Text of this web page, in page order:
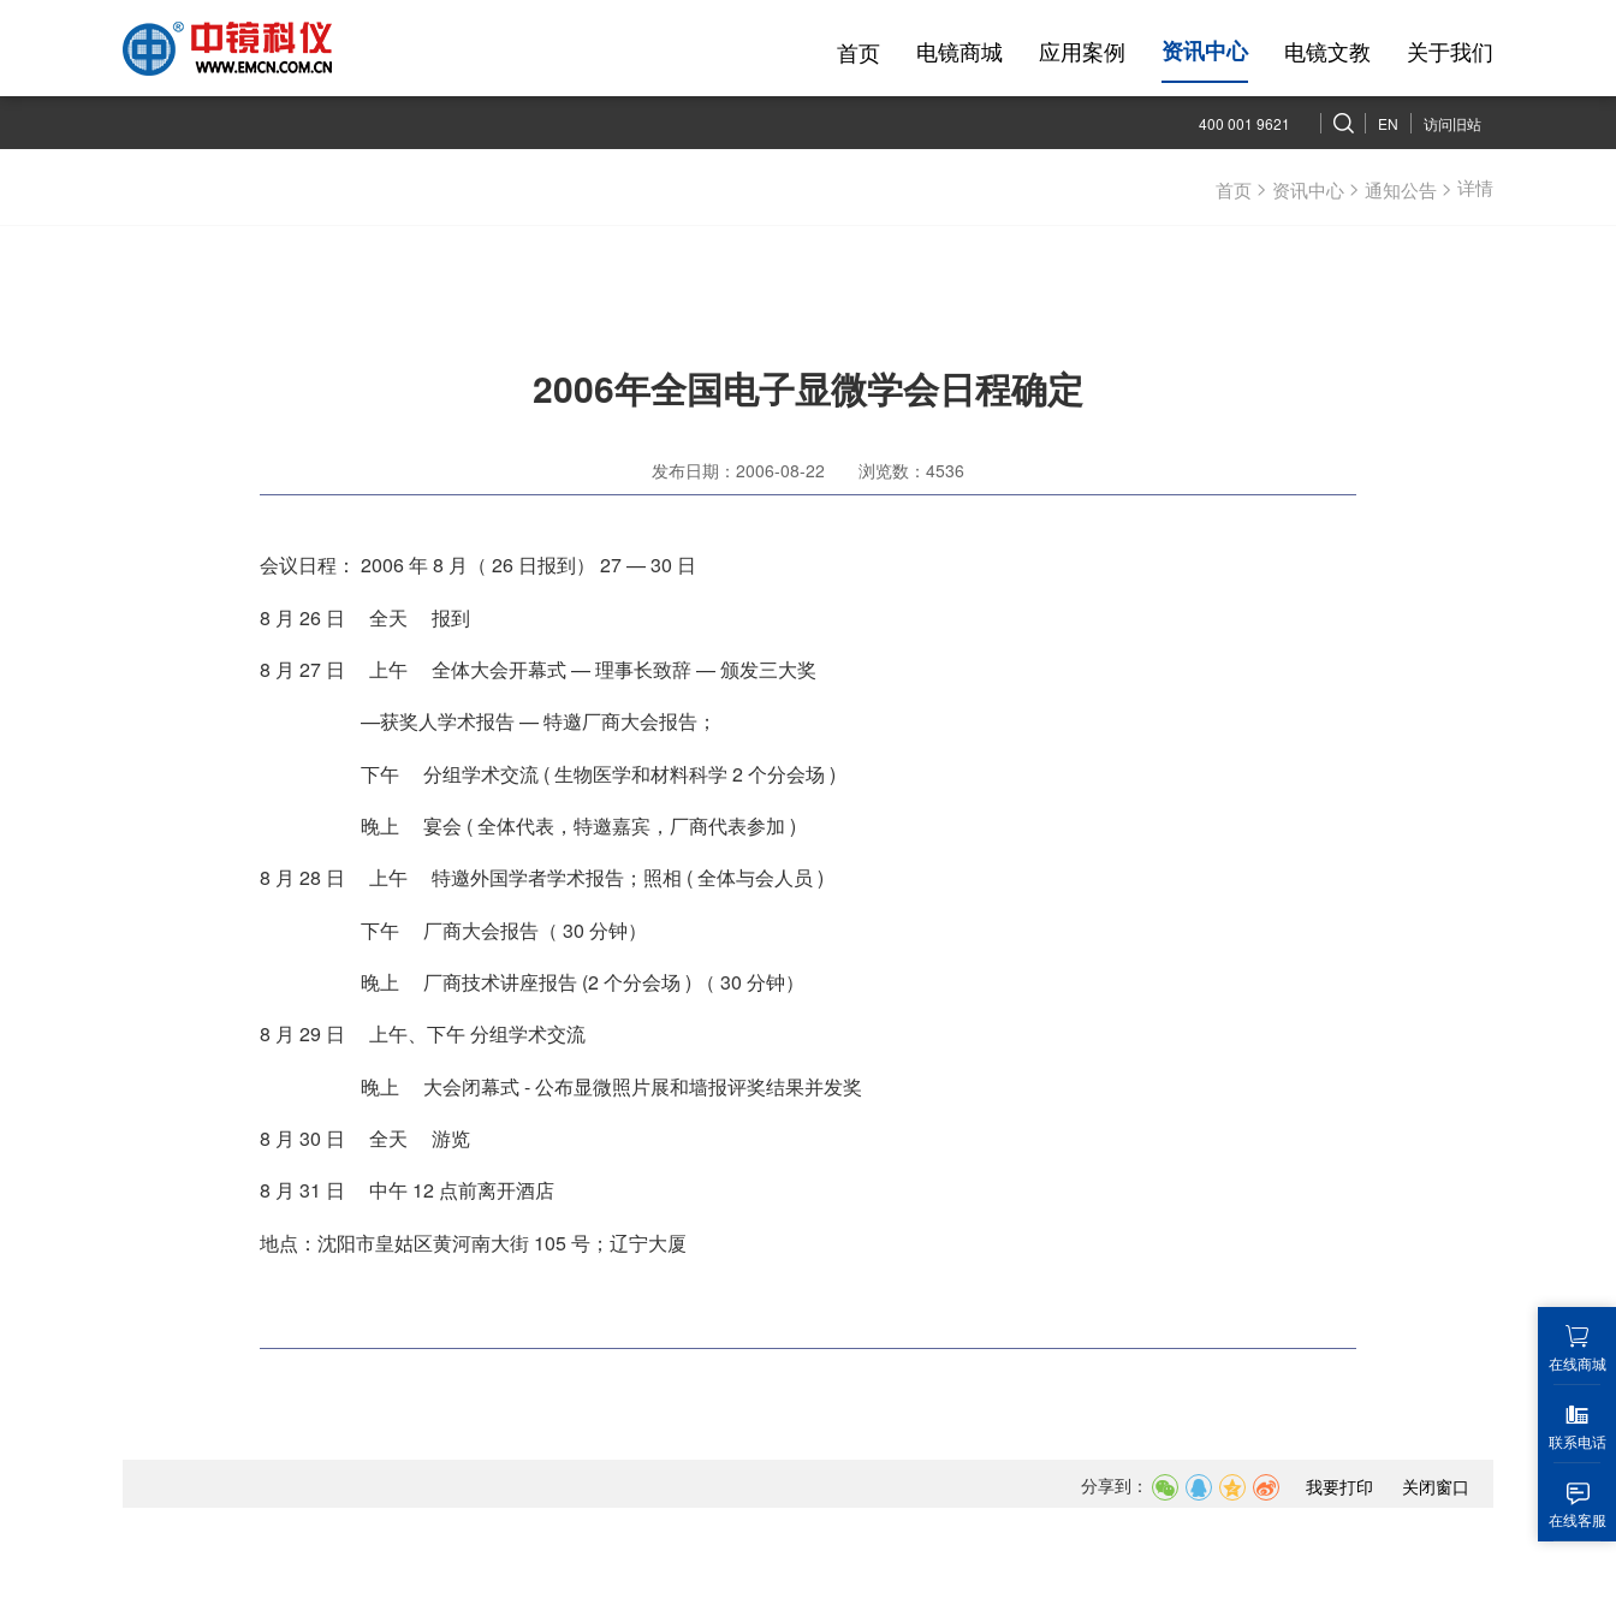
首页 电镜商城 应用案例 资讯中心 电镜文教 关于我们
400 001 9621 EN 访问旧站
首页 > 资讯中心 > 通知公告 > 详情
2006年全国电子显微学会日程确定
发布日期：2006-08-22 浏览数：4536
会议日程： 2006 年 8 月（ 26 日报到） 27 — 30 日
8 月 26 日 全天 报到
8 月 27 日 上午 全体大会开幕式 — 理事长致辞 — 颁发三大奖
—获奖人学术报告 — 特邀厂商大会报告；
下午 分组学术交流 ( 生物医学和材料科学 2 个分会场 )
晚上 宴会 ( 全体代表，特邀嘉宾，厂商代表参加 )
8 月 28 日 上午 特邀外国学者学术报告；照相 ( 全体与会人员 )
下午 厂商大会报告（ 30 分钟）
晚上 厂商技术讲座报告 (2 个分会场 ) （ 30 分钟）
8 月 29 日 上午、下午 分组学术交流
晚上 大会闭幕式 - 公布显微照片展和墙报评奖结果并发奖
8 月 30 日 全天 游览
8 月 31 日 中午 12 点前离开酒店
地点：沈阳市皇姑区黄河南大街 105 号；辽宁大厦
分享到： 我要打印 关闭窗口
在线商城
联系电话
在线客服